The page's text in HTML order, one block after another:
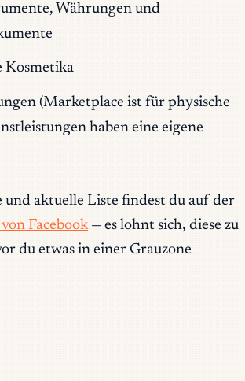
Währungen und
Kosmetika
(Marketplace ist für physische
haben eine eigene
und aktuelle Liste findest du auf der
Facebook— es lohnt sich, diese zu
du etwas in einer Grauzone